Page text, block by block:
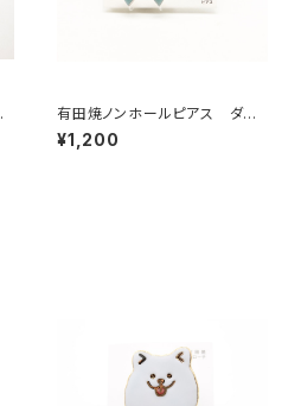
有田焼ノンホールピアス ダイ
ヤ（水色）
¥1,200